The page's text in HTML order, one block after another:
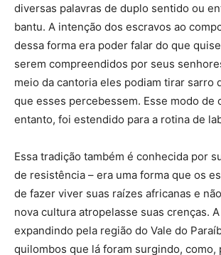
diversas palavras de duplo sentido ou
bantu. A intenção dos escravos ao
dessa forma era poder falar do que
serem compreendidos por seus
meio da cantoria eles podiam tirar sarro
que esses percebessem. Esse modo de
entanto, foi estendido para a rotina de
Essa tradição também é conhecida por
de resistência – era uma forma que os
de fazer viver suas raízes africanas e
nova cultura atropelasse suas crenças.
expandindo pela região do Vale do
quilombos que lá foram surgindo, como,